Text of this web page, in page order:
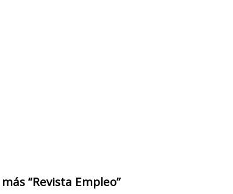
“Revista Empleo”